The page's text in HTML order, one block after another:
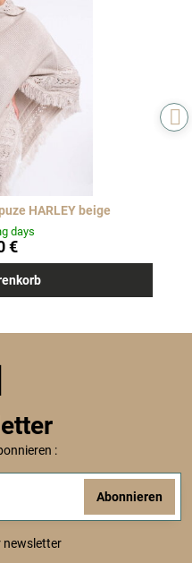
HARLEY beige
days
€
:
Abonnieren
newsletter